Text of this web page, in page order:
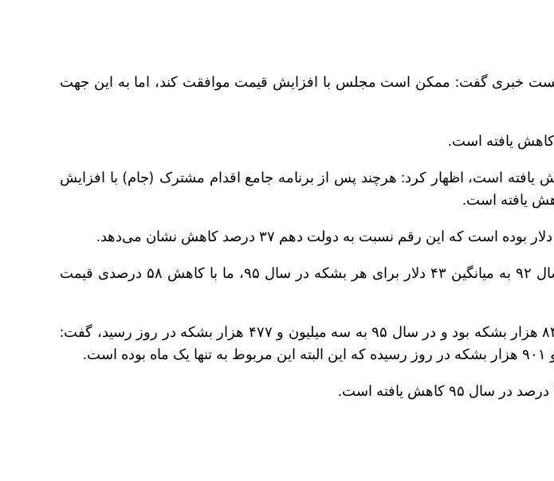
خبری گفت: ممکن است مجلس با افزایش قیمت موافقت کند، اما به این جهت
است، اظهار کرد: هرچند پس از برنامه جامع اقدام مشترک (جام) با افزایش
وی تصریح کرد: به دلیل کاهش قیمت نفت از ۱۰۴ دلار به ازای هر بشکه در سال ۹۲ به میانگین ۴۳ دلار برای هر بشکه در سال ۹۵، ما با کاهش ۵۸ درصدی قیمت
سخنگوی دولت با اشاره به این که تولید نفت در سال ۹۱، روزانه ۲ میلیون و ۸۴۳ هزار بشکه بود و در سال ۹۵ به سه میلیون و ۴۷۷ هزار بشکه در روز رسید، گفت: